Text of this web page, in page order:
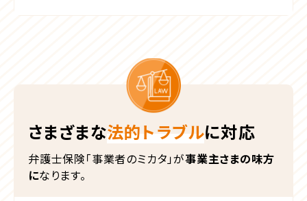
さまざまな法的トラブルに対応
弁護士保険「事業者のミカタ」が事業主さまの味方
になります。